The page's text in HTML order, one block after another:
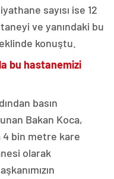
sayısı ise 12
ve yanındaki bu
konuştu.
bu hastanemizi
basın
Bakan Koca,
4 bin metre kare
olarak